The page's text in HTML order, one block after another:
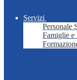
Servizi
Personale
Famiglie e